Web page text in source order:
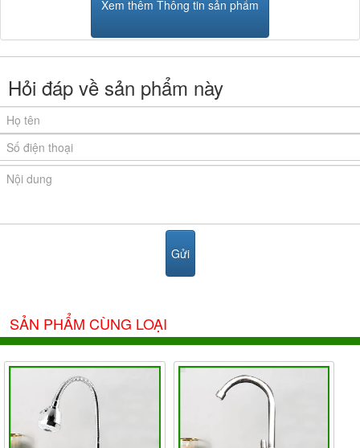
Xem thêm Thông tin sản phẩm
Hỏi đáp về sản phẩm này
SẢN PHẨM CÙNG LOẠI